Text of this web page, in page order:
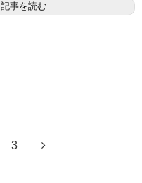
記事を読む
3